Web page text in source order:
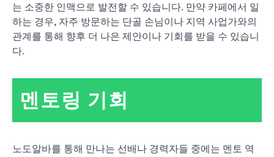
는 소중한 인맥으로 발전할 수 있습니다. 만약 카페에서 일
하는 경우, 자주 방문하는 단골 손님이나 지역 사업가와의
관계를 통해 향후 더 나은 제안이나 기회를 받을 수 있습니
다.
멘토링 기회
노도알바를 통해 만나는 선배나 경력자들 중에는 멘토 역